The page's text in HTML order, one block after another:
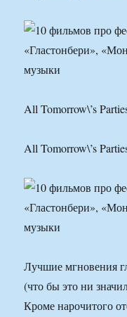
All Tomorrow\’s
All Tomorrow\’s
Лучшие мгновения
(что бы это ни
Кроме нарочитого